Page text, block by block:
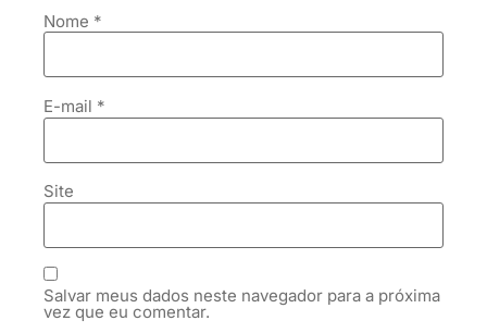
Nome *
E-mail *
Site
Salvar meus dados neste navegador para a próxima
vez que eu comentar.